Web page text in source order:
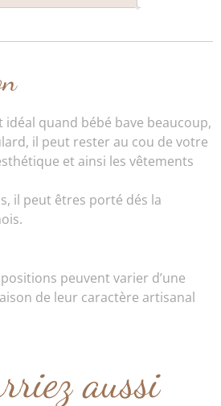
idéal quand bébé bave beaucoup,
il peut rester au cou de votre
et ainsi les vêtements
il peut êtres porté dés la
peuvent varier d’une
de leur caractère artisanal
aussi